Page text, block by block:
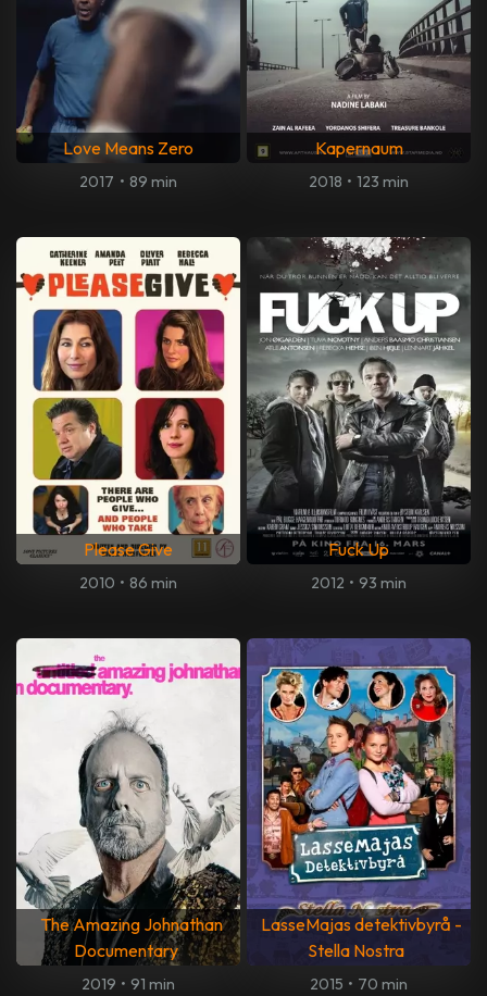
Love Means Zero
2017 • 89 min
Kapernaum
2018 • 123 min
Please Give
2010 • 86 min
Fuck Up
2012 • 93 min
The Amazing Johnathan
Documentary
2019 • 91 min
LasseMajas detektivbyrå -
Stella Nostra
2015 • 70 min